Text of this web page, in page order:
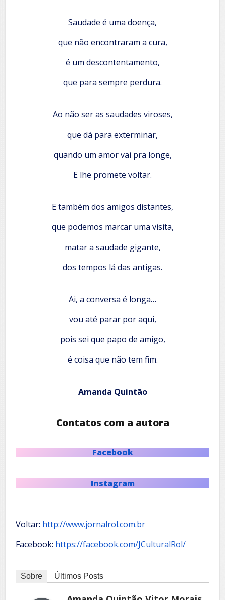
Saudade é uma doença,
que não encontraram a cura,
é um descontentamento,
que para sempre perdura.
Ao não ser as saudades viroses,
que dá para exterminar,
quando um amor vai pra longe,
E lhe promete voltar.
E também dos amigos distantes,
que podemos marcar uma visita,
matar a saudade gigante,
dos tempos lá das antigas.
Ai, a conversa é longa…
vou até parar por aqui,
pois sei que papo de amigo,
é coisa que não tem fim.
Amanda Quintão
Contatos com a autora
Facebook
Instagram
Voltar: http://www.jornalrol.com.br
Facebook: https://facebook.com/JCulturalRol/
Sobre Últimos Posts